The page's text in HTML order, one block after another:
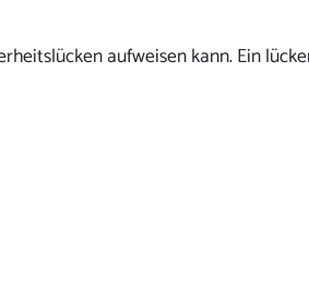
aufweisen kann. Ein